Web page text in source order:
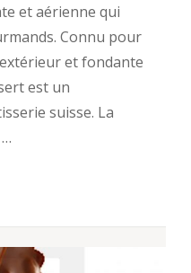
et aérienne qui
Connu pour
et fondante
est un
suisse. La